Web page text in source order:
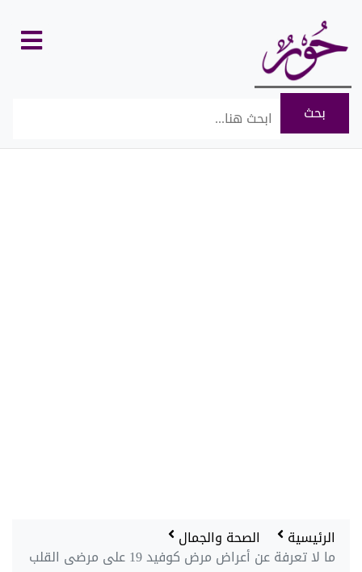
الرئيسية الصحة والجمال
ما لا تعرفة عن أعراض مرض كوفيد 19 على مرضى القلب